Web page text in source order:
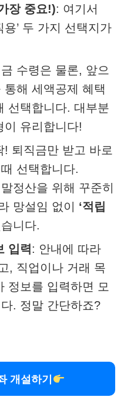
장 중요!): 여기서
용’ 두 가지 선택지가
수령은 물론, 앞으
통해 세액공제 혜택
선택합니다. 대부분
이 유리합니다!
! 퇴직금만 받고 바로
선택합니다.
정산을 위해 꾸준히
망설임 없이 ‘적립
니다.
입력: 안내에 따라
, 직업이나 거래 목
정보를 입력하면 모
. 정말 간단하죠?
개설하기